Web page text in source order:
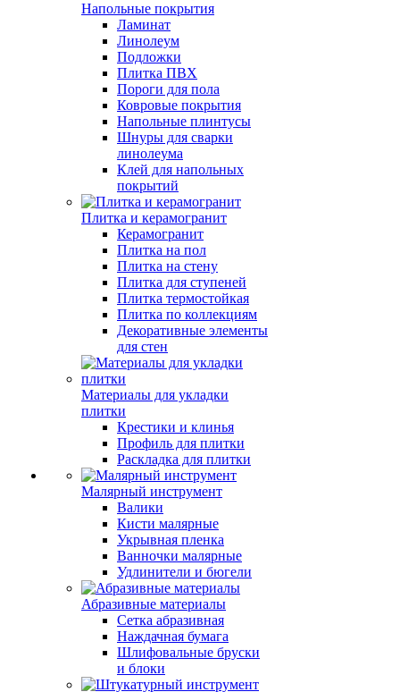
Напольные покрытия
Ламинат
Линолеум
Подложки
Плитка ПВХ
Пороги для пола
Ковровые покрытия
Напольные плинтусы
Шнуры для сварки
линолеума
Клей для напольных
покрытий
Плитка и керамогранит
Керамогранит
Плитка на пол
Плитка на стену
Плитка для ступеней
Плитка термостойкая
Плитка по коллекциям
Декоративные элементы
для стен
Материалы для укладки
плитки
Крестики и клинья
Профиль для плитки
Раскладка для плитки
Малярный инструмент
Валики
Кисти малярные
Укрывная пленка
Ванночки малярные
Удлинители и бюгели
Абразивные материалы
Сетка абразивная
Наждачная бумага
Шлифовальные бруски
и блоки